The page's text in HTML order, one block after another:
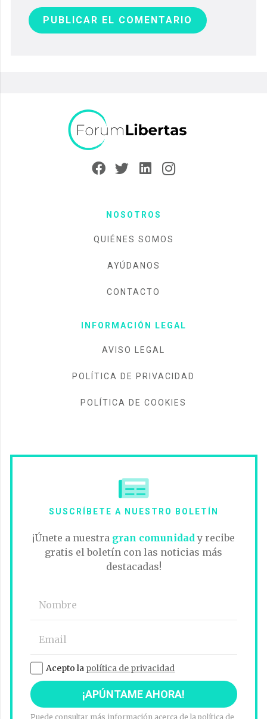
PUBLICAR EL COMENTARIO
NOSOTROS
QUIÉNES SOMOS
AYÚDANOS
CONTACTO
INFORMACIÓN LEGAL
AVISO LEGAL
POLÍTICA DE PRIVACIDAD
POLÍTICA DE COOKIES
SUSCRÍBETE A NUESTRO BOLETÍN
¡Únete a nuestra gran comunidad y recibe
gratis el boletín con las noticias más
destacadas!
Acepto la política de privacidad
Puede consultar más información acerca de la política de